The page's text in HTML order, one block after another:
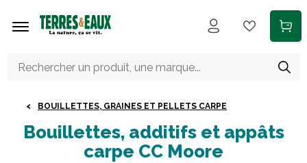
BOUILLETTES, GRAINES ET PELLETS CARPE
Bouillettes, additifs et appâts
carpe CC Moore